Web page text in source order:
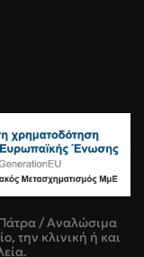
/ Αναλώσιμα
την κλινική ή και